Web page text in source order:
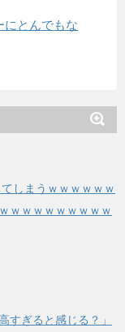
にとんでもな
しまうｗｗｗｗｗｗ
ｗｗｗｗｗｗｗｗｗ
すぎると感じる？」